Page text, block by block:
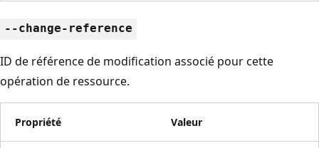
--change-reference
ID de référence de modification associé pour cette
opération de ressource.
Propriété Valeur